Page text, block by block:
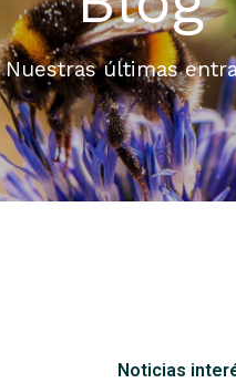
Nuestras últimas
Noticias